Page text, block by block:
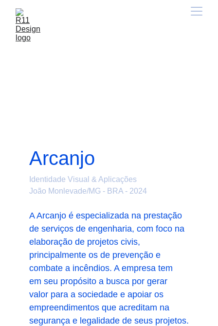
A Arcanjo é especializada na prestação
de serviços de engenharia, com foco na
elaboração de projetos civis,
principalmente os de prevenção e
combate a incêndios. A empresa tem
em seu propósito a busca por gerar
valor para a sociedade e apoiar os
empreendimentos que acreditam na
segurança e legalidade de seus projetos.
Arcanjo
Identidade Visual & Aplicações
João Monlevade/MG - BRA - 2024